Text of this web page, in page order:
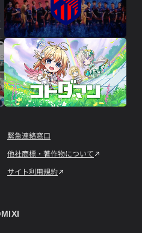
緊急連絡窓口
他社商標・著作物について
サイト利用規約